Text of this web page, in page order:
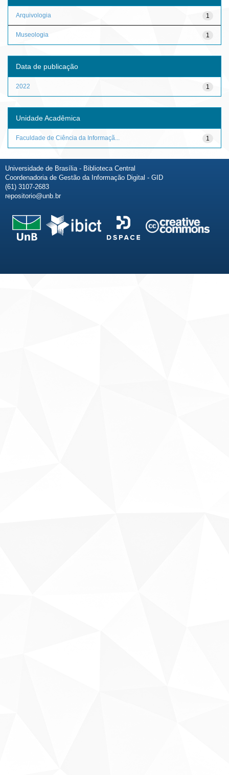
1
Arquivologia
1
Museologia
Data de publicação
1
2022
Unidade Acadêmica
1
Faculdade de Ciência da Informaçã...
Universidade de Brasília - Biblioteca Central
Coordenadoria de Gestão da Informação Digital - GID
(61) 3107-2683
repositorio@unb.br